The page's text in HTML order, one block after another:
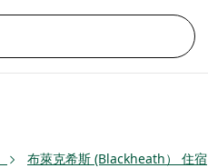
布萊克希斯 (Blackheath） 住宿